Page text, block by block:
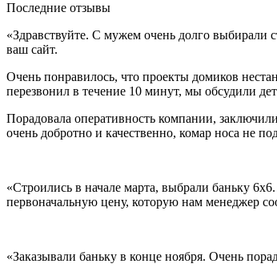
Последние отзывы
«Здравствуйте. С мужем очень долго выбирали
ваш сайт.
Очень понравилось, что проекты домиков
перезвонил в течение 10 минут, мы обсудили
Порадовала оперативность компании,
очень добротно и качественно, комар носа не
«Строились в начале марта, выбрали баньку
первоначальную цену, которую нам менеджер
«Заказывали баньку в конце ноября. Очень